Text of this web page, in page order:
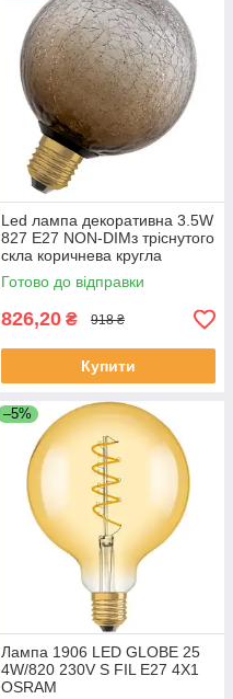
Led лампа декоративна 3.5W
827 E27 NON-DIMз тріснутого
скла коричнева кругла
Готово до відправки
826,20 ₴ 918 ₴
Купити
–5%
Лампа 1906 LED GLOBE 25
4W/820 230V S FIL E27 4X1
OSRAM